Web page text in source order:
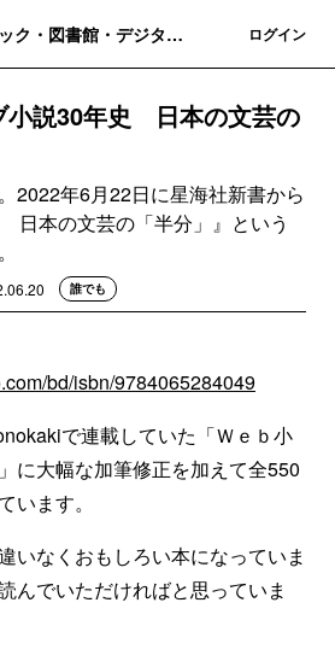
ク・図書館・デジタル
ログイン
小説30年史 日本の文芸の
2022年6月22日に星海社新書から
日本の文芸の「半分」』という
誰でも
bd/isbn/9784065284049
で連載していた「Ｗｅｂ小
に大幅な加筆修正を加えて全550
います。
いなくおもしろい本になっていま
んでいただければと思っていま